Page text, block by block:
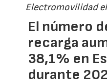
Electromovilidad
El número
recarga
38,1% en
durante